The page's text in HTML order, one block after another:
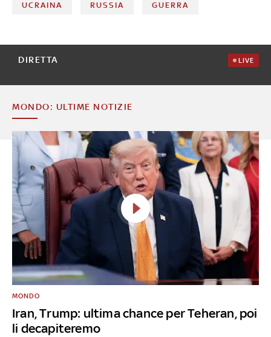
UCRAINA RUSSIA GUERRA
DIRETTA LIVE
MONDO: ULTIME NOTIZIE
Iran, Trump: ultima chance per Teheran, poi
li decapiteremo
MONDO